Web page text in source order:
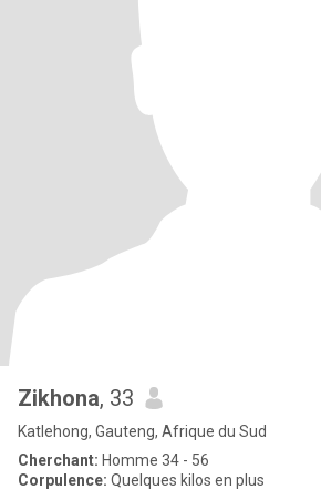
Zikhona, 33
Katlehong, Gauteng, Afrique du Sud
Cherchant: Homme 34 - 56
Corpulence: Quelques kilos en plus